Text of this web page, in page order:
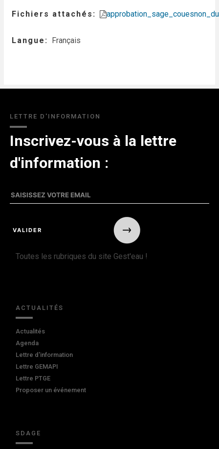
Fichiers attachés
Langue Français
LETTRE D'INFORMATION
Inscrivez-vous à la lettre
d'information :
Toutes les rubriques du site Gest'eau !
ACTUALITÉS
Actualités
Agenda
Lettre d'information
Lettre GEMAPI
Lettre PTGE
Proposer un événement
SDAGE